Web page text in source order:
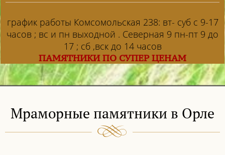
график работы Комсомольская 238: вт- суб с 9-17
часов ; вс и пн выходной . Северная 9 пн-пт 9 до
17 ; сб ,вск до 14 часов
ПАМЯТНИКИ ПО СУПЕР ЦЕНАМ
Мраморные памятники в Орле